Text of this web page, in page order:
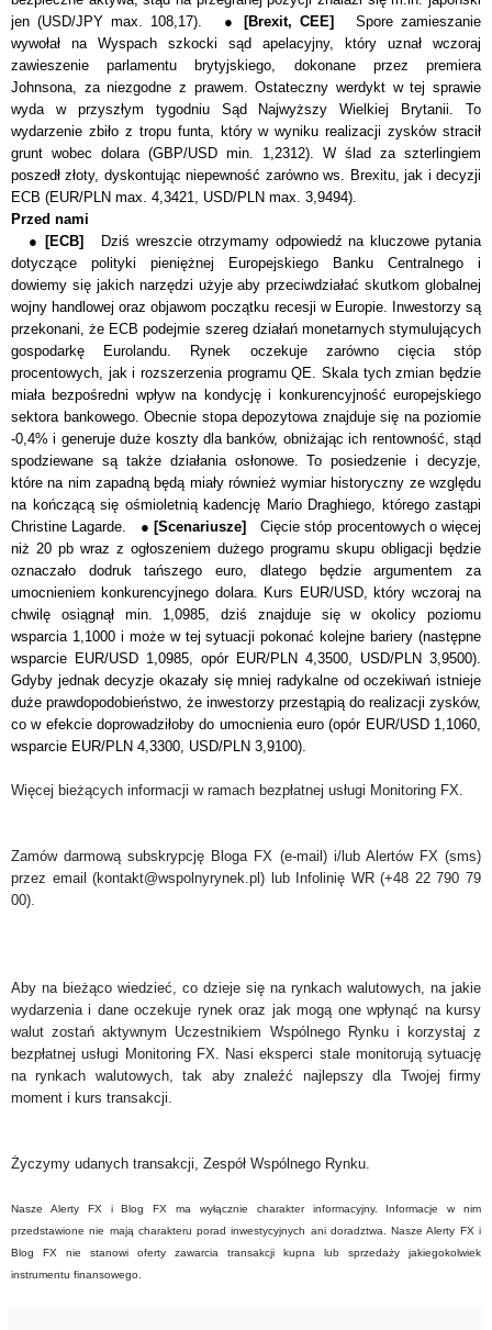
jen (USD/JPY max. 108,17). ● [Brexit, CEE]Spore zamieszanie
wywołał na Wyspach szkocki sąd apelacyjny, który uznał wczoraj
zawieszenie parlamentu brytyjskiego, dokonane przez premiera
Johnsona, za niezgodne z prawem. Ostateczny werdykt w tej sprawie
wyda w przyszłym tygodniu Sąd Najwyższy Wielkiej Brytanii. To
wydarzenie zbiło z tropu funta, który w wyniku realizacji zysków stracił
grunt wobec dolara (GBP/USD min. 1,2312). W ślad za szterlingiem
poszedł złoty, dyskontując niepewność zarówno ws. Brexitu, jak i decyzji
ECB (EUR/PLN max. 4,3421, USD/PLN max. 3,9494).
Przed nami
●[ECB] Dziś wreszcie otrzymamy odpowiedź na kluczowe pytania
dotyczące polityki pieniężnej Europejskiego Banku Centralnego i
dowiemy się jakich narzędzi użyje aby przeciwdziałać skutkom globalnej
wojny handlowej oraz objawom początku recesji w Europie. Inwestorzy są
przekonani, że ECB podejmie szereg działań monetarnych stymulujących
gospodarkę Eurolandu. Rynek oczekuje zarówno cięcia stóp
procentowych, jak i rozszerzenia programu QE. Skala tych zmian będzie
miała bezpośredni wpływ na kondycję i konkurencyjność europejskiego
sektora bankowego. Obecnie stopa depozytowa znajduje się na poziomie
-0,4% i generuje duże koszty dla banków, obniżając ich rentowność, stąd
spodziewane są także działania osłonowe. To posiedzenie i decyzje,
które na nim zapadną będą miały również wymiar historyczny ze względu
na kończącą się ośmioletnią kadencję Mario Draghiego, którego zastąpi
Christine Lagarde. ●[Scenariusze] Cięcie stóp procentowych o więcej
niż 20 pb wraz z ogłoszeniem dużego programu skupu obligacji będzie
oznaczało dodruk tańszego euro, dlatego będzie argumentem za
umocnieniem konkurencyjnego dolara. Kurs EUR/USD, który wczoraj na
chwilę osiągnął min. 1,0985, dziś znajduje się w okolicy poziomu
wsparcia 1,1000 i może w tej sytuacji pokonać kolejne bariery (następne
wsparcie EUR/USD 1,0985, opór EUR/PLN 4,3500, USD/PLN 3,9500).
Gdyby jednak decyzje okazały się mniej radykalne od oczekiwań istnieje
duże prawdopodobieństwo, że inwestorzy przestąpią do realizacji zysków,
co w efekcie doprowadziłoby do umocnienia euro (opór EUR/USD 1,1060,
wsparcie EUR/PLN 4,3300, USD/PLN 3,9100).
Więcej bieżących informacji w ramach bezpłatnej usługi Monitoring FX.
Zamów darmową subskrypcję Bloga FX (e-mail) i/lub Alertów FX (sms)
przez email (kontakt@wspolnyrynek.pl) lub Infolinię WR (+48 22 790 79
00).
Aby na bieżąco wiedzieć, co dzieje się na rynkach walutowych, na jakie
wydarzenia i dane oczekuje rynek oraz jak mogą one wpłynąć na kursy
walut zostań aktywnym Uczestnikiem Wspólnego Rynku i korzystaj z
bezpłatnej usługi Monitoring FX. Nasi eksperci stale monitorują sytuację
na rynkach walutowych, tak aby znaleźć najlepszy dla Twojej firmy
moment i kurs transakcji.
Życzymy udanych transakcji, Zespół Wspólnego Rynku.
Nasze Alerty FX i Blog FX ma wyłącznie charakter informacyjny. Informacje w nim
przedstawione nie mają charakteru porad inwestycyjnych ani doradztwa. Nasze Alerty FX i
Blog FX nie stanowi oferty zawarcia transakcji kupna lub sprzedaży jakiegokolwiek
instrumentu finansowego.